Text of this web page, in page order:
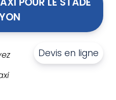
Devis en ligne